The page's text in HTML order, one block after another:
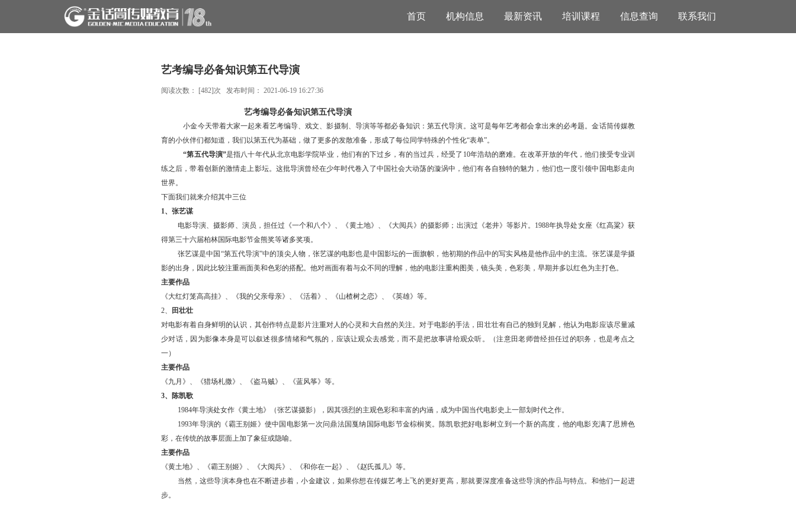
首页 机构信息 最新资讯 培训课程 信息查询 联系我们
艺考编导必备知识第五代导演
阅读次数： [482]次 发布时间： 2021-06-19 16:27:36
艺考编导必备知识第五代导演
小金今天带着大家一起来看艺考编导、戏文、影摄制、导演等等都必备知识：第五代导演。这可是每年艺考都会拿出来的必考题。金话筒传媒教
育的小伙伴们都知道，我们以第五代为基础，做了更多的发散准备，形成了每位同学特殊的个性化“表单”。
“第五代导演”是指八十年代从北京电影学院毕业，他们有的下过乡，有的当过兵，经受了 10年浩劫的磨难。在改革开放的年代，他们接受专业训
练之后，带着创新的激情走上影坛。 这批导演曾经在少年时代卷入了中国社会大动荡的漩涡中，他们有各自独特的魅力，他们也一度引领中国电影走向
世界。
下面我们就来介绍其中三位
1、张艺谋
电影导演、摄影师、演员，担任过《一个和八个》、《黄土地》、《大阅兵》的摄影师；出演过《老井》等影片。 1988年执导处女座《红高粱》获
得第三十六届柏林国际电影节金熊奖等诸多奖项。
张艺谋是中国 “第五代导演”中的顶尖人物，张艺谋的电影也是中国影坛的一面旗帜，他初期的作品中的写实风格是他作品中的主流。张艺谋是学摄
影的出身，因此比较注重画面美和色彩的搭配。他对画面有着与众不同的理解，他的电影注重构图美，镜头美，色彩美，早期并多以红色为主打色。
主要作品
《大红灯笼高高挂》、《我的父亲母亲》、《活着》、《山楂树之恋》、《英雄》等。
2、
田壮壮
对电影有着自身鲜明的认识，其创作特点是影片注重对人的心灵和大自然的关注。对于电影的手法，田壮壮有自己的独到见解，他认为电影应该尽量减
少对话，因为影像本身是可以叙述很多情绪和气氛的，应该让观众去感觉，而不是把故事讲给观众听。（注意田老师曾经担任过的职务，也是考点之
一）
主要作品
《九月》、《猎场札撒》、《盗马贼》、《蓝风筝》等。
3、陈凯歌
1984年导演处女作《黄土地》（张艺谋摄影），因其强烈的主观色彩和丰富的内涵，成为中国当代电影史上一部划时代之作。
1993年导演的《霸王别姬》使中国电影第一次问鼎法国戛纳国际电影节金棕榈奖。陈凯歌把好电影树立到一个新的高度，他的电影充满了思辨色
彩，在传统的故事层面上加了象征或隐喻。
主要作品
《黄土地》、《霸王别姬》、《大阅兵》、《和你在一起》、《赵氏孤儿》等。
当然，这些导演本身也在不断进步着，小金建议，如果你想在传媒艺考上飞的更好更高，那就要深度准备这些导演的作品与特点。和他们一起进
步。